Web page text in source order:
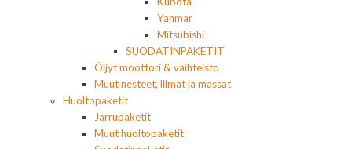
Yanmar
Mitsubishi
SUODATINPAKETIT
Öljyt moottori & vaihteisto
Muut nesteet, liimat ja massat
Huoltopaketit
Jarrupaketit
Muut huoltopaketit